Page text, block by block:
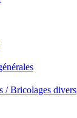
Bricolages divers